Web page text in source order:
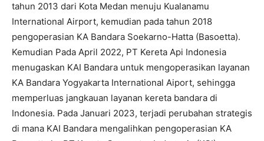
tahun 2013 dari Kota Medan menuju Kualanamu
International Airport, kemudian pada tahun 2018
pengoperasian KA Bandara Soekarno-Hatta (Basoetta).
Kemudian Pada April 2022, PT Kereta Api Indonesia
menugaskan KAI Bandara untuk mengoperasikan layanan
KA Bandara Yogyakarta International Aiport, sehingga
memperluas jangkauan layanan kereta bandara di
Indonesia. Pada Januari 2023, terjadi perubahan strategis
di mana KAI Bandara mengalihkan pengoperasian KA